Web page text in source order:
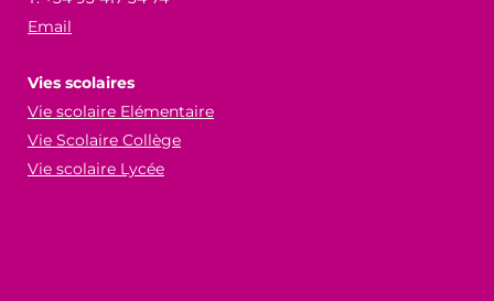
Email
Vies scolaires
Vie scolaire Elémentaire
Vie Scolaire Collège
Vie scolaire Lycée